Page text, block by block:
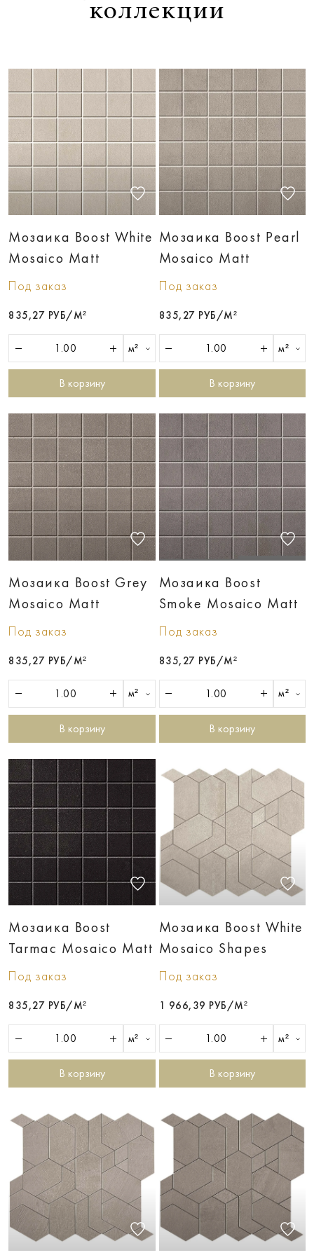
коллекции
Мозаика Boost White
Mosaico Matt
Под заказ
835,27 РУБ/М²
м²
В корзину
Мозаика Boost Pearl
Mosaico Matt
Под заказ
835,27 РУБ/М²
м²
В корзину
Мозаика Boost Grey
Mosaico Matt
Под заказ
835,27 РУБ/М²
м²
В корзину
Мозаика Boost
Smoke Mosaico Matt
Под заказ
835,27 РУБ/М²
м²
В корзину
Мозаика Boost
Tarmac Mosaico Matt
Под заказ
835,27 РУБ/М²
м²
В корзину
Мозаика Boost White
Mosaico Shapes
Под заказ
1 966,39 РУБ/М²
м²
В корзину